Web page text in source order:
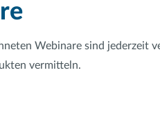
Webinare sind jederzeit
vermitteln.